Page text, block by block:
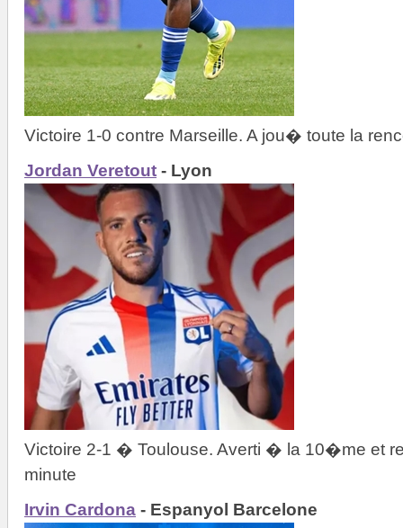
Victoire 1-0 contre Marseille. A jou� toute la
Jordan Veretout - Lyon
Victoire 2-1 � Toulouse. Averti � la 10�me et
minute
Irvin Cardona - Espanyol Barcelone